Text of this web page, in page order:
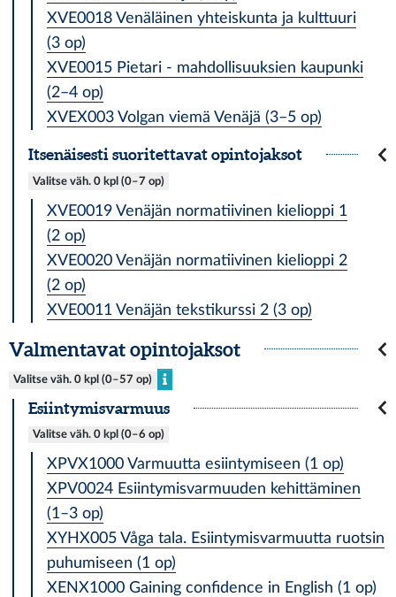
XVE0018 Venäläinen yhteiskunta ja kulttuuri
(3 op)
XVE0015 Pietari - mahdollisuuksien kaupunki
(2–4 op)
XVEX003 Volgan viemä Venäjä (3–5 op)
Itsenäisesti suoritettavat opintojaksot
Valitse väh. 0 kpl (0–7 op)
XVE0019 Venäjän normatiivinen kielioppi 1
(2 op)
XVE0020 Venäjän normatiivinen kielioppi 2
(2 op)
XVE0011 Venäjän tekstikurssi 2 (3 op)
Valmentavat opintojaksot
Valitse väh. 0 kpl (0–57 op)
Esiintymisvarmuus
Valitse väh. 0 kpl (0–6 op)
XPVX1000 Varmuutta esiintymiseen (1 op)
XPV0024 Esiintymisvarmuuden kehittäminen
(1–3 op)
XYHX005 Våga tala. Esiintymisvarmuutta ruotsin
puhumiseen (1 op)
XENX1000 Gaining confidence in English (1 op)